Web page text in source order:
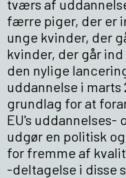
tværs af
færre piger, der er
unge kvinder, der
kvinder, der går
den nylige
uddannelse i
grundlag for at
EU's
udgør en politisk
for fremme af
-deltagelse i disse